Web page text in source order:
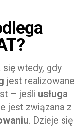
się wtedy, gdy
jest realizowane
– jeśli usługa
jest związana z
. Dzieje się